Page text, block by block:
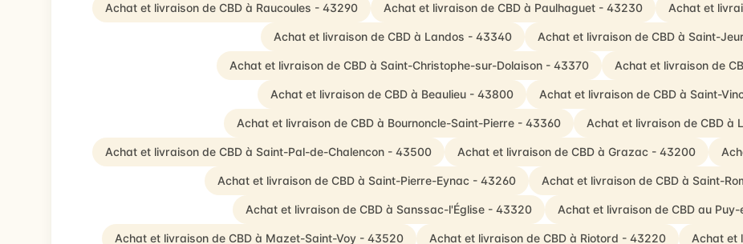
Achat et livraison de CBD à Raucoules - 43290 Achat et livraison de CBD à Paulhaguet - 43230 Achat et
Achat et livraison de CBD à Landos - 43340 Achat et livraison de CBD à Saint-
Achat et livraison de CBD à Saint-Christophe-sur-Dolaison - 43370 Achat et livraison de
Achat et livraison de CBD à Beaulieu - 43800 Achat et livraison de CBD à Saint-
Achat et livraison de CBD à Bournoncle-Saint-Pierre - 43360 Achat et livraison de CBD à
Achat et livraison de CBD à Saint-Pal-de-Chalencon - 43500 Achat et livraison de CBD à Grazac - 43200
Achat et livraison de CBD à Saint-Pierre-Eynac - 43260 Achat et livraison de CBD à Saint-
Achat et livraison de CBD à Sanssac-l'Église - 43320 Achat et livraison de CBD au
Achat et livraison de CBD à Mazet-Saint-Voy - 43520 Achat et livraison de CBD à Riotord - 43220 Achat et